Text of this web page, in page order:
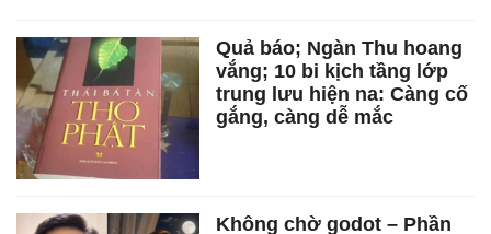
Quả báo; Ngàn Thu hoang
vắng; 10 bi kịch tầng lớp
trung lưu hiện na: Càng cố
gắng, càng dễ mắc
Không chờ godot – Phần